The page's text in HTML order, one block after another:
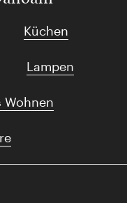
Küchen
Lampen
Wohnen